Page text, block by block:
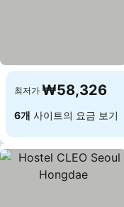
최저가 ₩58,326
6개 사이트의 요금 보기